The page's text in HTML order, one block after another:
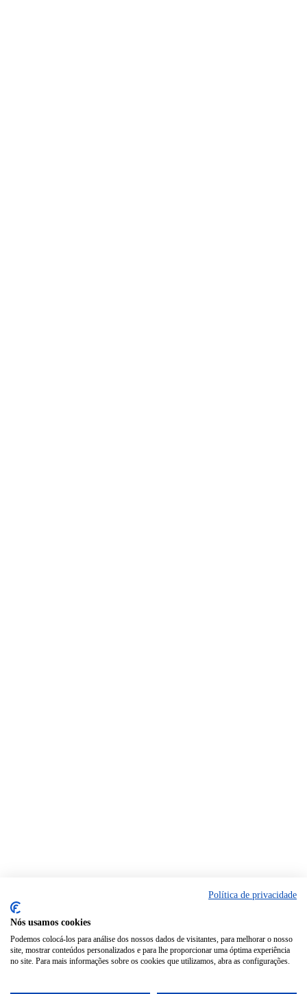
Política de privacidade
Nós usamos cookies
Podemos colocá-los para análise dos nossos dados de visitantes, para melhorar o nosso
site, mostrar conteúdos personalizados e para lhe proporcionar uma óptima experiência
no site. Para mais informações sobre os cookies que utilizamos, abra as configurações.